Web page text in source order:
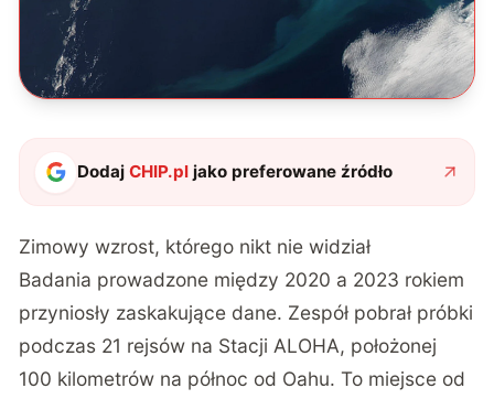
DodajCHIP.pl jako preferowane źródło
Zimowy wzrost, którego nikt nie widział
Badania prowadzone między 2020 a 2023 rokiem
przyniosły zaskakujące dane. Zespół pobrał próbki
podczas 21 rejsów na Stacji ALOHA, położonej
100 kilometrów na północ od Oahu. To miejsce od